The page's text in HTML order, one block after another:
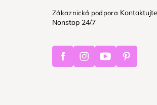
Zákaznická podpora
Nonstop 24/7
FacebookInstagramYoutubePinterest